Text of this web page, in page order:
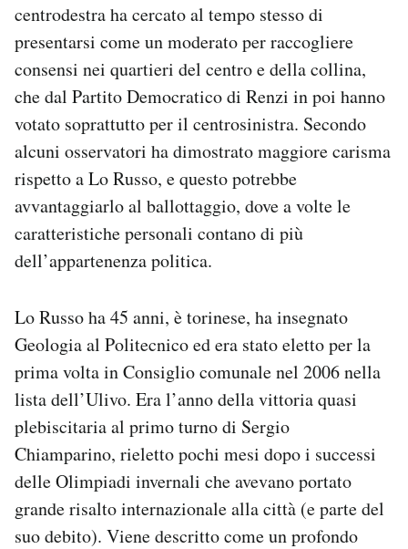
centrodestra ha cercato al tempo stesso di
presentarsi come un moderato per raccogliere
consensi nei quartieri del centro e della collina,
che dal Partito Democratico di Renzi in poi hanno
votato soprattutto per il centrosinistra. Secondo
alcuni osservatori ha dimostrato maggiore carisma
rispetto a Lo Russo, e questo potrebbe
avvantaggiarlo al ballottaggio, dove a volte le
caratteristiche personali contano di più
dell’appartenenza politica.
Lo Russo ha 45 anni, è torinese, ha insegnato
Geologia al Politecnico ed era stato eletto per la
prima volta in Consiglio comunale nel 2006 nella
lista dell’Ulivo. Era l’anno della vittoria quasi
plebiscitaria al primo turno di Sergio
Chiamparino, rieletto pochi mesi dopo i successi
delle Olimpiadi invernali che avevano portato
grande risalto internazionale alla città (e parte del
suo debito). Viene descritto come un profondo